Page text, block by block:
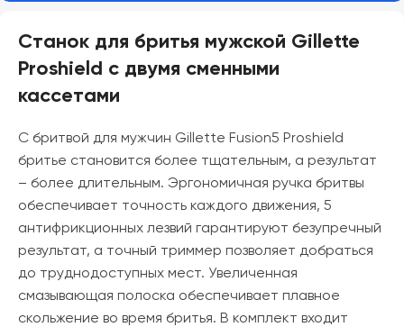
Станок для бритья мужской Gillette
Proshield с двумя сменными
кассетами
С бритвой для мужчин Gillette Fusion5 Proshield
бритье становится более тщательным, а результат
– более длительным. Эргономичная ручка бритвы
обеспечивает точность каждого движения, 5
антифрикционных лезвий гарантируют безупречный
результат, а точный триммер позволяет добраться
до труднодоступных мест. Увеличенная
смазывающая полоска обеспечивает плавное
скольжение во время бритья. В комплект входит